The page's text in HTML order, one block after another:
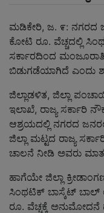
ಮಡಿಕೇರಿ, ಜ. ೯: ನಗರದ
ಕೋಟಿ ರೂ. ವೆಚ್ಚದಲ್ಲಿ
ಸರ್ಕಾರದಿಂದ ಮಂಜೂರಾತಿ
ಬಿಡುಗಡೆಯಾಗಿದೆ ಎಂದು
ಜಿಲ್ಲಾಡಳಿತ, ಜಿಲ್ಲಾ
ಇಲಾಖೆ, ರಾಜ್ಯ ಸರ್ಕಾರಿ
ಆಶ್ರಯದಲ್ಲಿ ನಗರದ
ಜಿಲ್ಲಾ ಮಟ್ಟದ ರಾಜ್ಯ
ಚಾಲನೆ ನೀಡಿ ಅವರು
ಹಾಗೆಯೇ ಜಿಲ್ಲಾ
ಸಿಂಥಟಿಕ್ ಬಾಸ್ಕೆಟ್ ಬಾಲ್
ರೂ. ವೆಚ್ಚಕ್ಕೆ ಅನುಮೋದನೆ